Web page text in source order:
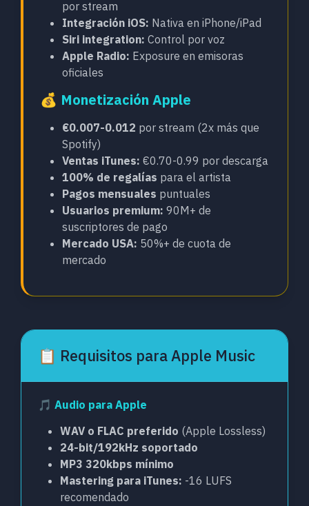
por stream
Integración iOS: Nativa en iPhone/iPad
Siri integration: Control por voz
Apple Radio: Exposure en emisoras
oficiales
💰 Monetización Apple
€0.007-0.012 por stream (2x más que
Spotify)
Ventas iTunes: €0.70-0.99 por descarga
100% de regalías para el artista
Pagos mensuales puntuales
Usuarios premium: 90M+ de
suscriptores de pago
Mercado USA: 50%+ de cuota de
mercado
📋 Requisitos para Apple Music
🎵 Audio para Apple
WAV o FLAC preferido (Apple Lossless)
24-bit/192kHz soportado
MP3 320kbps mínimo
Mastering para iTunes: -16 LUFS
recomendado